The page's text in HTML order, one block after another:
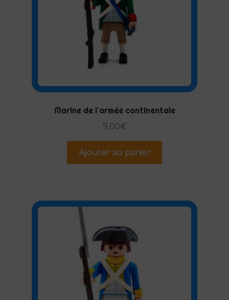
Marine de l’armée continentale
9,00€
Ajouter au panier